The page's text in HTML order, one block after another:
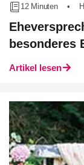
12 Minuten •
besonderes
Artikel lesen